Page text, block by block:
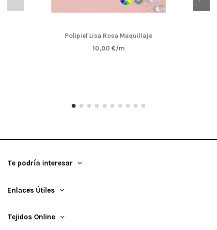
Polipiel Lisa Rosa Maquillaje
10,00 €/m
Te podría interesar
Enlaces Útiles
Tejidos Online